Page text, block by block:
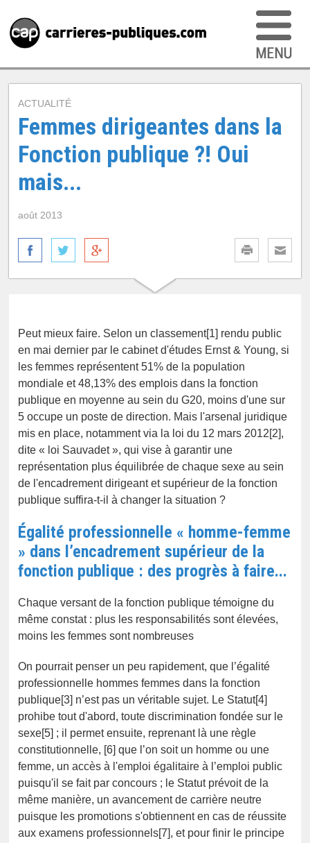
ACTUALITÉ
Femmes dirigeantes dans la
Fonction publique ?! Oui
mais...
août 2013
Peut mieux faire. Selon un classement[1] rendu public
en mai dernier par le cabinet d'études Ernst & Young, si
les femmes représentent 51% de la population
mondiale et 48,13% des emplois dans la fonction
publique en moyenne au sein du G20, moins d'une sur
5 occupe un poste de direction. Mais l'arsenal juridique
mis en place, notamment via la loi du 12 mars 2012[2],
dite « loi Sauvadet », qui vise à garantir une
représentation plus équilibrée de chaque sexe au sein
de l'encadrement dirigeant et supérieur de la fonction
publique suffira-t-il à changer la situation ?
Égalité professionnelle « homme-femme
» dans l’encadrement supérieur de la
fonction publique : des progrès à faire...
Chaque versant de la fonction publique témoigne du
même constat : plus les responsabilités sont élevées,
moins les femmes sont nombreuses
On pourrait penser un peu rapidement, que l’égalité
professionnelle hommes femmes dans la fonction
publique[3] n’est pas un véritable sujet. Le Statut[4]
prohibe tout d'abord, toute discrimination fondée sur le
sexe[5] ; il permet ensuite, reprenant là une règle
constitutionnelle, [6] que l’on soit un homme ou une
femme, un accès à l'emploi égalitaire à l’emploi public
puisqu'il se fait par concours ; le Statut prévoit de la
même manière, un avancement de carrière neutre
puisque les promotions s'obtiennent en cas de réussite
aux examens professionnels[7], et pour finir le principe